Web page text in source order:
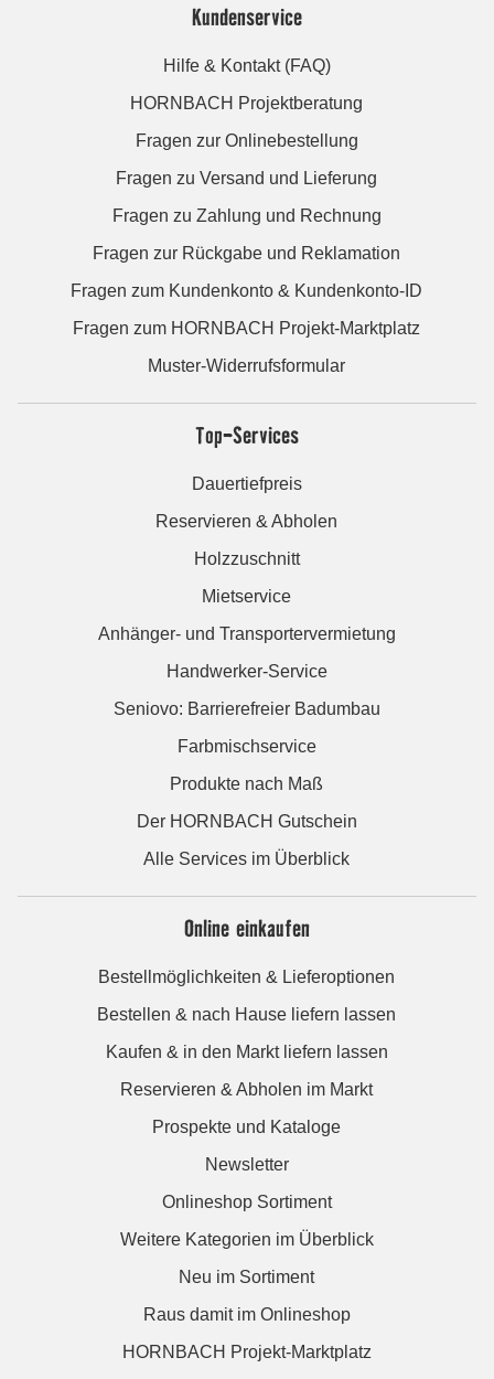
Kundenservice
Hilfe & Kontakt (FAQ)
HORNBACH Projektberatung
Fragen zur Onlinebestellung
Fragen zu Versand und Lieferung
Fragen zu Zahlung und Rechnung
Fragen zur Rückgabe und Reklamation
Fragen zum Kundenkonto & Kundenkonto-ID
Fragen zum HORNBACH Projekt-Marktplatz
Muster-Widerrufsformular
Top-Services
Dauertiefpreis
Reservieren & Abholen
Holzzuschnitt
Mietservice
Anhänger- und Transportervermietung
Handwerker-Service
Seniovo: Barrierefreier Badumbau
Farbmischservice
Produkte nach Maß
Der HORNBACH Gutschein
Alle Services im Überblick
Online einkaufen
Bestellmöglichkeiten & Lieferoptionen
Bestellen & nach Hause liefern lassen
Kaufen & in den Markt liefern lassen
Reservieren & Abholen im Markt
Prospekte und Kataloge
Newsletter
Onlineshop Sortiment
Weitere Kategorien im Überblick
Neu im Sortiment
Raus damit im Onlineshop
HORNBACH Projekt-Marktplatz